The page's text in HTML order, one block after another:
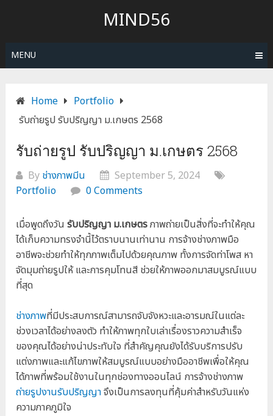
MIND56
MENU
Home
Portfolio
รับถ่ายรูป รับปริญญา ม.เกษตร 2568
รับถ่ายรูป รับปริญญา ม.เกษตร 2568
By ช่างภาพมีน
September 5, 2024
Portfolio
0 Comments
เมื่อพูดถึงวันรับปริญญา ม.เกษตรภาพถ่ายเป็นสิ่งที่จะทำให้คุณ
ได้เก็บความทรงจำนี้ไว้ตราบนานเท่านาน การจ้างช่างภาพมือ
อาชีพจะช่วยทำให้ทุกภาพเต็มไปด้วยคุณภาพ ทั้งการจัดท่าโพส หา
จัดมุมถ่ายรูปให้ และการคุมโทนสี ช่วยให้ภาพออกมาสมบูรณ์แบบ
ที่สุด
ช่างภาพที่มีประสบการณ์สามารถจับจังหวะและอารมณ์ในแต่ละ
ช่วงเวลาได้อย่างลงตัว ทำให้ภาพทุกใบเล่าเรื่องราวความสำเร็จ
ของคุณได้อย่างน่าประทับใจ ที่สำคัญคุณยังได้รับบริการปรับ
แต่งภาพและแก้ไขภาพให้สมบูรณ์แบบอย่างมืออาชีพเพื่อให้คุณ
ได้ภาพที่พร้อมใช้งานในทุกช่องทางออนไลน์ การจ้างช่างภาพ
ถ่ายรูปงานรับปริญญาจึงเป็นการลงทุนที่คุ้มค่าสำหรับวันแห่ง
ความภาคภูมิใจ